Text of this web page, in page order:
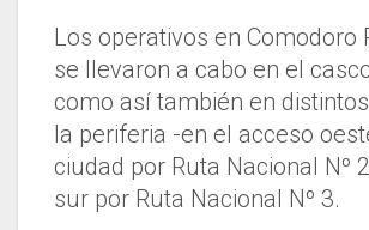
Los operativos en Comodoro
se llevaron a cabo en el
como así también en
la periferia -en el acceso
ciudad por Ruta Nacional Nº
sur por Ruta Nacional Nº 3.